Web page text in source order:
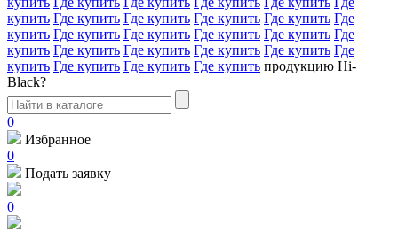
купить Где купить Где купить Где купить Где купить Где
купить Где купить Где купить Где купить Где купить Где
купить Где купить Где купить Где купить Где купить Где
купить Где купить Где купить Где купить продукцию Hi-
Black?
0
Избранное
0
Подать заявку
0